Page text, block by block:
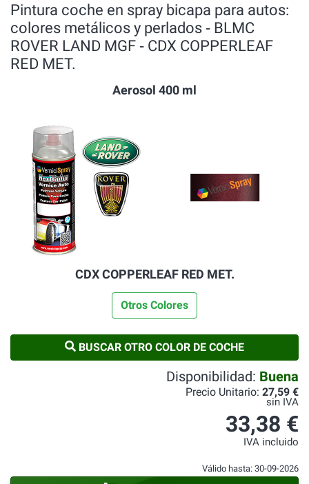
Pintura coche en spray bicapa para autos:
colores metálicos y perlados ‐ BLMC
ROVER LAND MGF ‐ CDX COPPERLEAF
RED MET.
Aerosol 400 ml
CDX COPPERLEAF RED MET.
Otros Colores
BUSCAR OTRO COLOR DE COCHE
Disponibilidad: Buena
Precio Unitario: 27,59 €
sin IVA
33,38 €
IVA incluido
Válido hasta: 30-09-2026